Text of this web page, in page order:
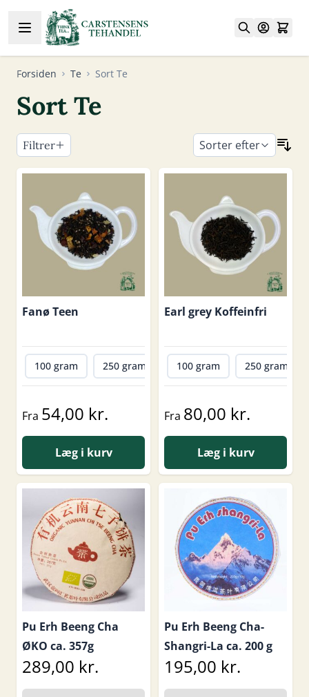
Skip to Content
Forsiden Te Sort Te
Sort Te
Filtrer
Skip to product list
Sorter efter
Fanø Teen
100 gram 250 gram 500 gram 1000 gram
Fra 54,00 kr.
Læg i kurv
Earl grey Koffeinfri
100 gram 250 gram
Fra 80,00 kr.
Læg i kurv
Pu Erh Beeng Cha
ØKO ca. 357g
289,00 kr.
Pu Erh Beeng Cha-
Shangri-La ca. 200 g
195,00 kr.